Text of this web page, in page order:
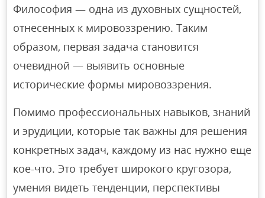
Философия — одна из духовных сущностей,
отнесенных к мировоззрению. Таким
образом, первая задача становится
очевидной — выявить основные
исторические формы мировоззрения.
Помимо профессиональных навыков, знаний
и эрудиции, которые так важны для решения
конкретных задач, каждому из нас нужно еще
кое-что. Это требует широкого кругозора,
умения видеть тенденции, перспективы